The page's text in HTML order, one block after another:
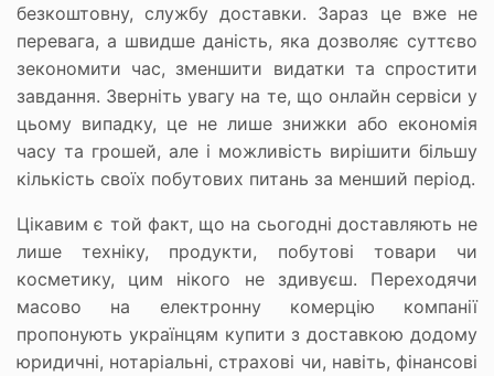
безкоштовну, службу доставки. Зараз це вже не
перевага, а швидше даність, яка дозволяє суттєво
зекономити час, зменшити видатки та спростити
завдання. Зверніть увагу на те, що онлайн сервіси у
цьому випадку, це не лише знижки або економія
часу та грошей, але і можливість вирішити більшу
кількість своїх побутових питань за менший період.
Цікавим є той факт, що на сьогодні доставляють не
лише техніку, продукти, побутові товари чи
косметику, цим нікого не здивуєш. Переходячи
масово на електронну комерцію компанії
пропонують українцям купити з доставкою додому
юридичні, нотаріальні, страхові чи, навіть, фінансові